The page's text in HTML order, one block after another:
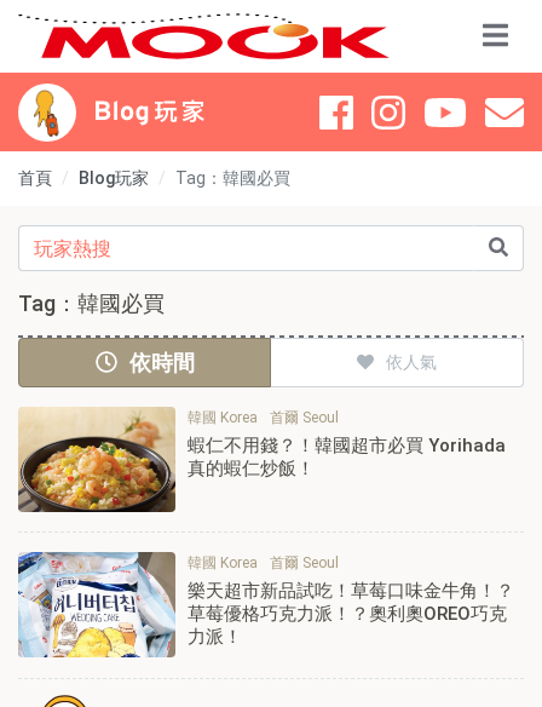
首頁 Blog玩家 Tag：韓國必買
Tag：韓國必買
依時間 依人氣
韓國 Korea 首爾 Seoul
蝦仁不用錢？！韓國超市必買 Yorihada
真的蝦仁炒飯！
韓國 Korea 首爾 Seoul
樂天超市新品試吃！草莓口味金牛角！？
草莓優格巧克力派！？奧利奧OREO巧克
力派！